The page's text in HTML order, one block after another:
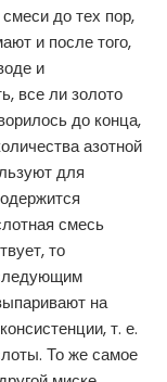
до тех пор,
и после того,
и
все ли золото
до конца,
азотной
для
смесь
то
на
т. е.
То же самое